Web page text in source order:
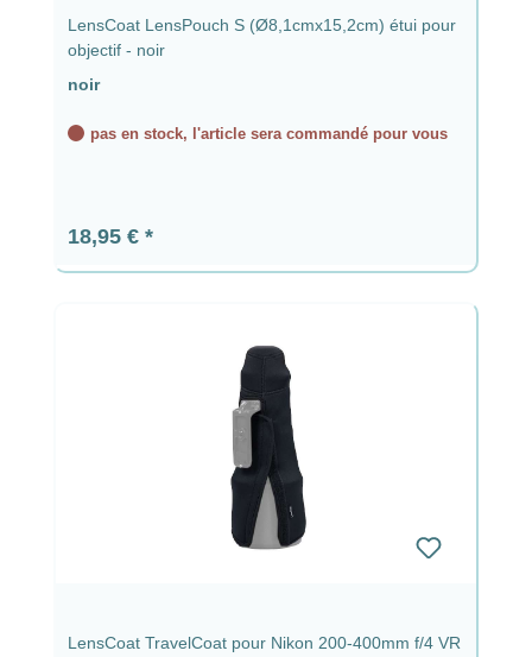
LensCoat LensPouch S (Ø8,1cmx15,2cm) étui pour
objectif - noir
noir
pas en stock, l'article sera commandé pour vous
Prix régulier :
18,95 €
LensCoat TravelCoat pour Nikon 200-400mm f/4 VR